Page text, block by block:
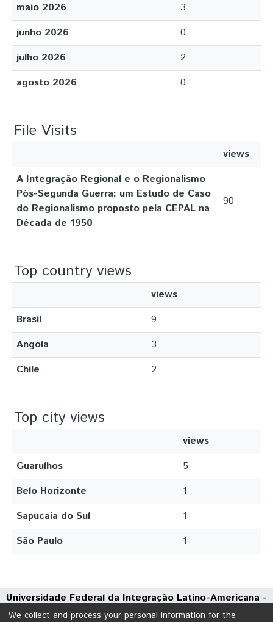
maio 2026
3
junho 2026
0
julho 2026
2
agosto 2026
0
File Visits
views
A Integração Regional e o Regionalismo
Pós-Segunda Guerra: um Estudo de Caso
do Regionalismo proposto pela CEPAL na
Década de 1950
90
Top country views
views
Brasil
9
Angola
3
Chile
2
Top city views
views
Guarulhos
5
Belo Horizonte
1
Sapucaia do Sul
1
São Paulo
1
Universidade Federal da Integração Latino-Americana -
UNILA
We collect and process your personal information for the